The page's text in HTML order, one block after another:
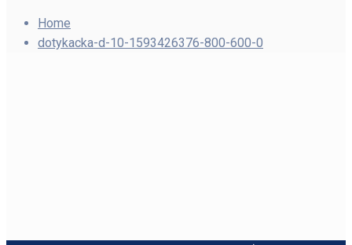
Home
dotykacka-d-10-1593426376-800-600-0